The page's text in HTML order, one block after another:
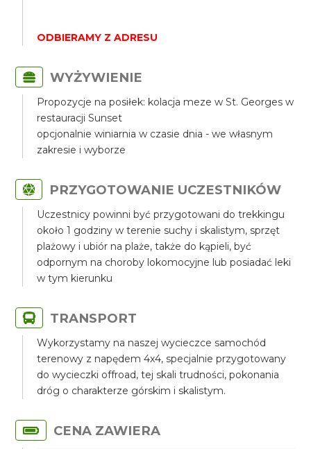
ODBIERAMY Z ADRESU
WYŻYWIENIE
Propozycje na posiłek: kolacja meze w St. Georges w
restauracji Sunset
opcjonalnie winiarnia w czasie dnia - we własnym
zakresie i wyborze
PRZYGOTOWANIE UCZESTNIKÓW
Uczestnicy powinni być przygotowani do trekkingu
około 1 godziny w terenie suchy i skalistym, sprzęt
plażowy i ubiór na plaże, także do kąpieli, być
odpornym na choroby lokomocyjne lub posiadać leki
w tym kierunku
TRANSPORT
Wykorzystamy na naszej wycieczce samochód
terenowy z napędem 4x4, specjalnie przygotowany
do wycieczki offroad, tej skali trudności, pokonania
dróg o charakterze górskim i skalistym.
CENA ZAWIERA